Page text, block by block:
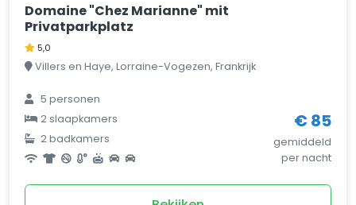
Domaine "Chez Marianne" mit
Privatparkplatz
5,0
Villers en Haye, Lorraine-Vogezen, Frankrijk
5 personen
2 slaapkamers
2 badkamers
€ 85
gemiddeld
per nacht